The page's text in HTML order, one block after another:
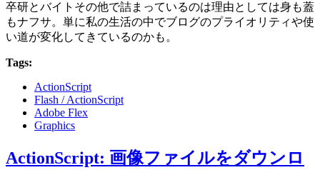
卒研とバイトその他で詰まっているのは理由としては身も蓋
もナフサ。単に私の生活の中でブログのプライオリティや使
い道が変化してきているのかも。
Tags:
ActionScript
Flash / ActionScript
Adobe Flex
Graphics
ActionScript: 画像ファイルをダウンロ